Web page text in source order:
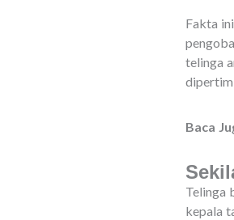
Fakta
telinga
Baca
Telinga
kepala